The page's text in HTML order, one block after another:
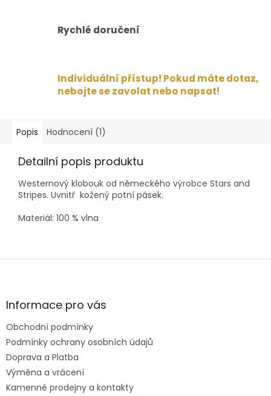
Rychlé doručení
Individuální přístup! Pokud máte dotaz,
nebojte se zavolat nebo napsat!
Popis Hodnocení (1)
Detailní popis produktu
Westernový klobouk od německého výrobce Stars and
Stripes. Uvnitř kožený potní pásek.
Materiál: 100 % vlna
Z
aInformace pro vás
Obchodní podmínky
Podmínky ochrany osobních údajů
Doprava a Platba
Výměna a vrácení
Kamenné prodejny a kontakty